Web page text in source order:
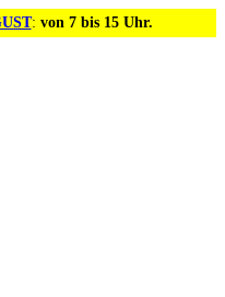
: von 7 bis 15 Uhr.